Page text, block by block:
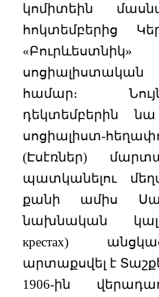
կոմիտեին
հոկտեմբերից
համար։
դեկտեմբերին
սոցիալիստ-
(Էսէռներ)
պատկանելու
քանի ամիս
նախնական
крестах)
արտաքսվել է
1906-ին